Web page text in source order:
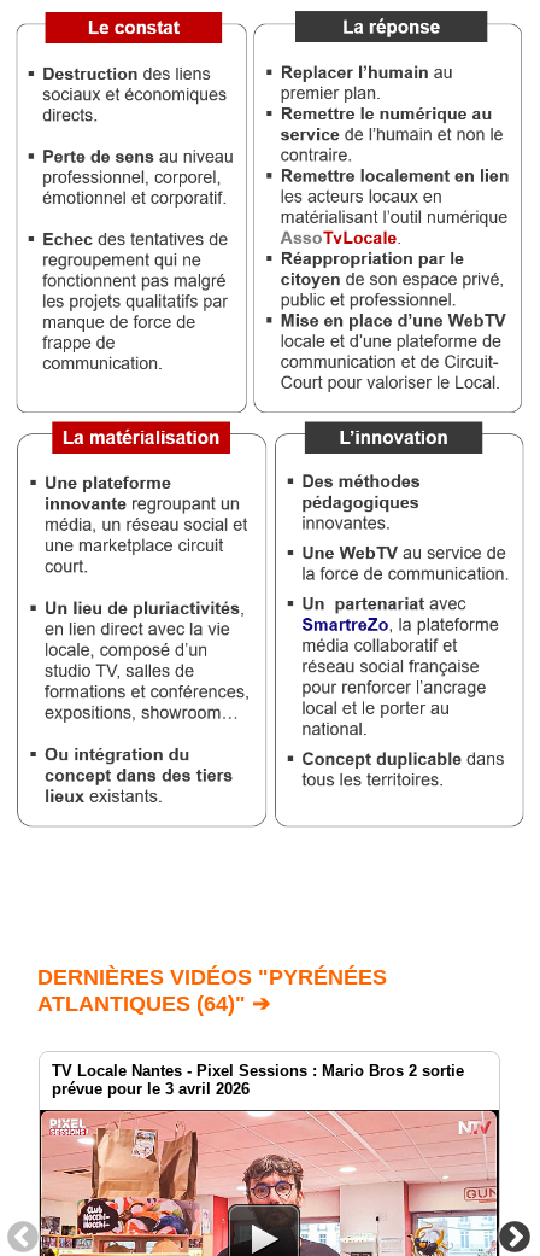
éditeur
DERNIÈRES VIDÉOS "PYRÉNÉES
ATLANTIQUES (64)" ➔
TV Locale Nantes - Pixel Sessions : Mario Bros 2 sortie
prévue pour le 3 avril 2026